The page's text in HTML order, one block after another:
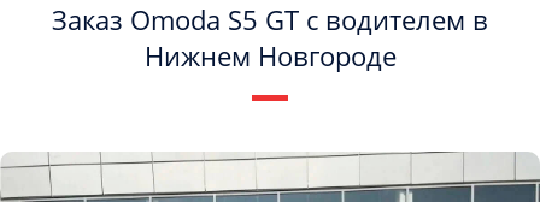
Заказ Omoda S5 GT с водителем в
Нижнем Новгороде
Политикой конфиденциальности
ознакомлен(а), даю согласие на